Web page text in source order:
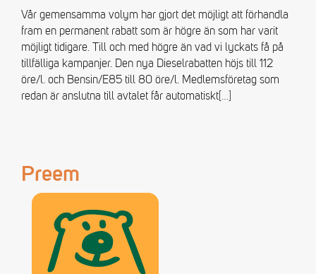
Vår gemensamma volym har gjort det möjligt att förhandla
fram en permanent rabatt som är högre än som har varit
möjligt tidigare. Till och med högre än vad vi lyckats få på
tillfälliga kampanjer. Den nya Dieselrabatten höjs till 112
öre/l. och Bensin/E85 till 80 öre/l. Medlemsföretag som
redan är anslutna till avtalet får automatiskt […]
Preem